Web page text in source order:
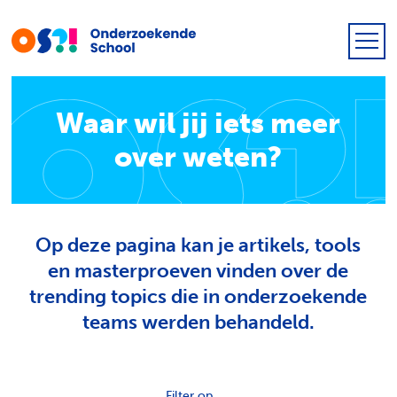
Waar wil jij iets meer
over weten?
Op deze pagina kan je artikels, tools
en masterproeven vinden over de
trending topics die in onderzoekende
teams werden behandeld.